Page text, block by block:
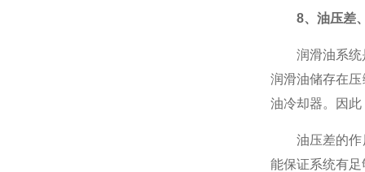
8、油压差
润滑油系统是
润滑油储存在
油冷却器。因
油压差的作用
能保证系统有